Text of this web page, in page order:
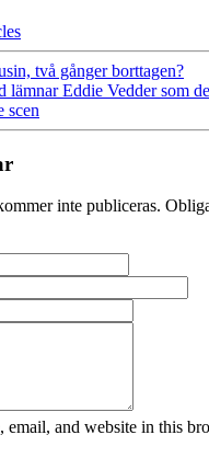
två gånger borttagen?
lämnar Eddie Vedder som
scen
inte publiceras.
email, and website in this